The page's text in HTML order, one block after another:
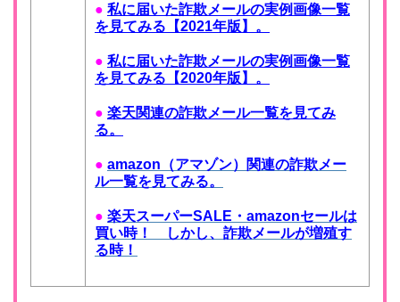
● 私に届いた詐欺メールの実例画像一覧
を見てみる【2021年版】。
● 私に届いた詐欺メールの実例画像一覧
を見てみる【2020年版】。
● 楽天関連の詐欺メール一覧を見てみ
る。
● amazon（アマゾン）関連の詐欺メー
ル一覧を見てみる。
● 楽天スーパーSALE・amazonセールは
買い時！ しかし、詐欺メールが増殖す
る時！